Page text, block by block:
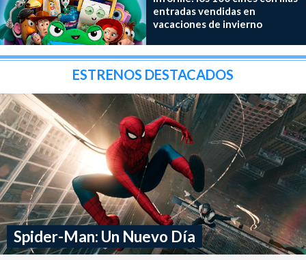
entradas vendidas en
vacaciones de invierno
ESTRENOS DESTACADOS
Spider-Man: Un Nuevo Día